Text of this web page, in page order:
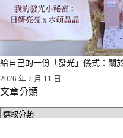
給自己的一份「發光」儀式：關
2026 年 7 月 11 日
文章分類
文